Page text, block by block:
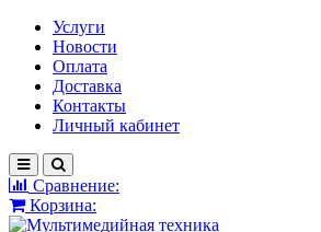
Услуги
Новости
Оплата
Доставка
Контакты
Личный кабинет
Сравнение:
Корзина: